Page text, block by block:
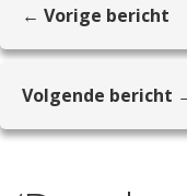
← Vorige bericht
Volgende bericht